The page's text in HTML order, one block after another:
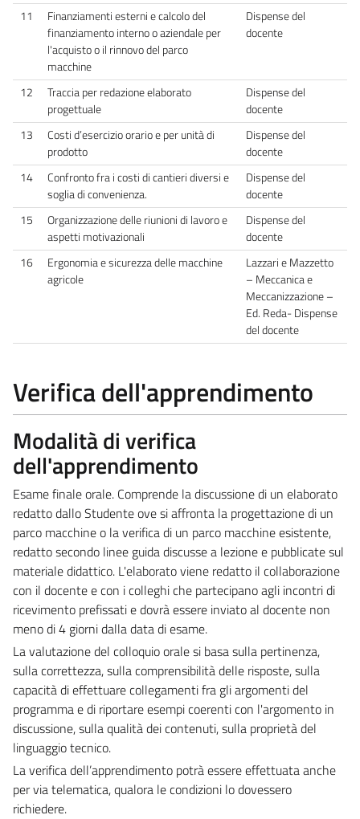
11
Finanziamenti esterni e calcolo del
finanziamento interno o aziendale per
l'acquisto o il rinnovo del parco
macchine
Dispense del
docente
12
Traccia per redazione elaborato
progettuale
Dispense del
docente
13
Costi d’esercizio orario e per unità di
prodotto
Dispense del
docente
14
Confronto fra i costi di cantieri diversi e
soglia di convenienza.
Dispense del
docente
15
Organizzazione delle riunioni di lavoro e
aspetti motivazionali
Dispense del
docente
16
Ergonomia e sicurezza delle macchine
agricole
Lazzari e Mazzetto
– Meccanica e
Meccanizzazione –
Ed. Reda- Dispense
del docente
Verifica dell'apprendimento
Modalità di verifica
dell'apprendimento
Esame finale orale. Comprende la discussione di un elaborato
redatto dallo Studente ove si affronta la progettazione di un
parco macchine o la verifica di un parco macchine esistente,
redatto secondo linee guida discusse a lezione e pubblicate sul
materiale didattico. L'elaborato viene redatto il collaborazione
con il docente e con i colleghi che partecipano agli incontri di
ricevimento prefissati e dovrà essere inviato al docente non
meno di 4 giorni dalla data di esame.
La valutazione del colloquio orale si basa sulla pertinenza,
sulla correttezza, sulla comprensibilità delle risposte, sulla
capacità di effettuare collegamenti fra gli argomenti del
programma e di riportare esempi coerenti con l'argomento in
discussione, sulla qualità dei contenuti, sulla proprietà del
linguaggio tecnico.
La verifica dell’apprendimento potrà essere effettuata anche
per via telematica, qualora le condizioni lo dovessero
richiedere.